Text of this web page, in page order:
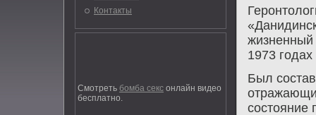
Контакты
Смотреть бомба секс онлайн видео
бесплатно.
жизненный
1973
Был
состояние